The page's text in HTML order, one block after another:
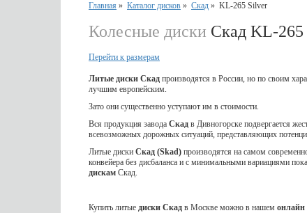
Главная » Каталог дисков » Скад » KL-265 Silver
Колесные диски Скад KL-
Перейти к размерам
Литые диски Скад производятся в России, но по своим
лучшим европейским.
Зато они существенно уступают им в стоимости.
Вся продукция завода Скад в Дивногорске подвергается
всевозможных дорожных ситуаций, представляющих
Литые диски Скад (Skad) производятся на самом
конвейера без дисбаланса и с минимальными вариациями
дискам Скад.
Купить литые диски Скад в Москве можно в нашем онлайн